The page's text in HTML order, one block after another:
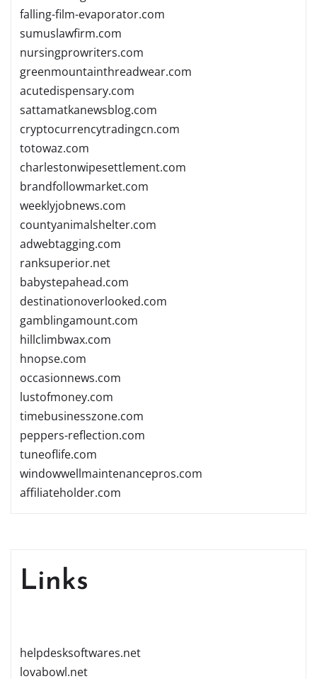
falling-film-evaporator.com
sumuslawfirm.com
nursingprowriters.com
greenmountainthreadwear.com
acutedispensary.com
sattamatkanewsblog.com
cryptocurrencytradingcn.com
totowaz.com
charlestonwipesettlement.com
brandfollowmarket.com
weeklyjobnews.com
countyanimalshelter.com
adwebtagging.com
ranksuperior.net
babystepahead.com
destinationoverlooked.com
gamblingamount.com
hillclimbwax.com
hnopse.com
occasionnews.com
lustofmoney.com
timebusinesszone.com
peppers-reflection.com
tuneoflife.com
windowwellmaintenancepros.com
affiliateholder.com
Links
helpdesksoftwares.net
lovabowl.net